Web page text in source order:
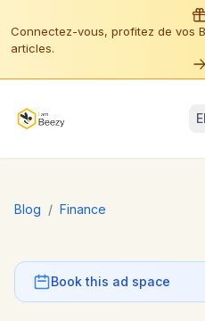
Connectez-vous, profitez de vos
articles.
Blog / Finance
Book this ad space